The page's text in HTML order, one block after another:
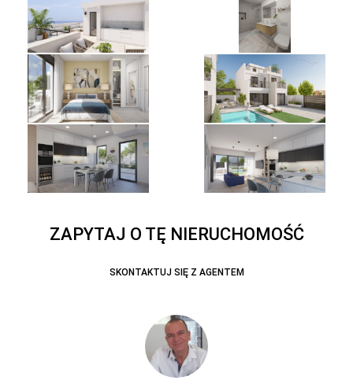
ZAPYTAJ O TĘ NIERUCHOMOŚĆ
SKONTAKTUJ SIĘ Z AGENTEM